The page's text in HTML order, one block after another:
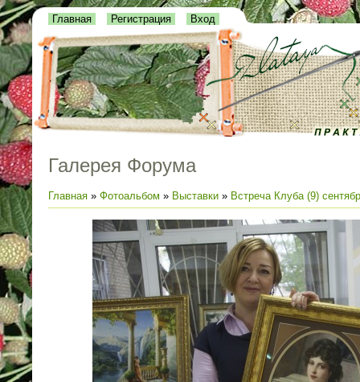
Главная Регистрация Вход
Галерея Форума
Главная » Фотоальбом » Выставки » Встреча Клуба (9)